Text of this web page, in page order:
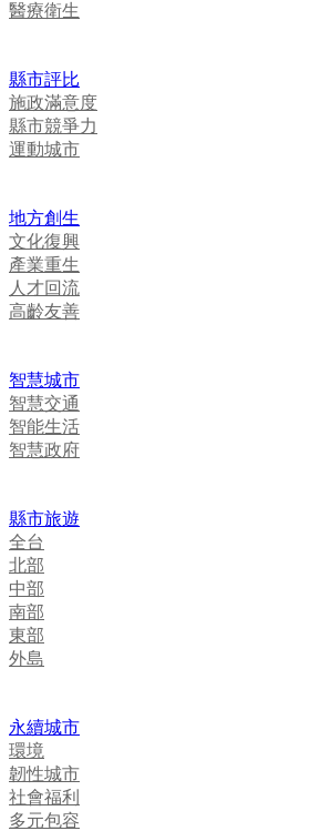
醫療衛生
縣市評比
施政滿意度
縣市競爭力
運動城市
地方創生
文化復興
產業重生
人才回流
高齡友善
智慧城市
智慧交通
智能生活
智慧政府
縣市旅遊
全台
北部
中部
南部
東部
外島
永續城市
環境
韌性城市
社會福利
多元包容